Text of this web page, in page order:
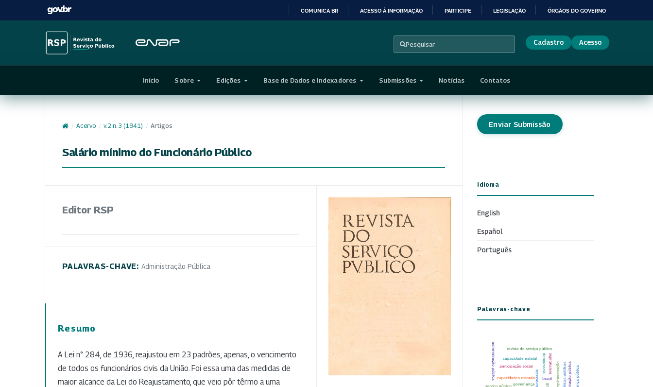
CONTEÚDO
COMUNICA BR ACESSO À INFORMAÇÃO PARTICIPE LEGISLAÇÃO ÓRGÃOS DO GOVERNO
Pesquisar Cadastro Acesso
Início Sobre Edições Base de Dados e Indexadores Submissões Notícias Contatos
/ Acervo / v. 2 n. 3 (1941) / Artigos
Salário mínimo do Funcionário Público
Editor RSP
PALAVRAS-CHAVE: Administração Pública
Resumo
A Lei n° 284, de 1936, reajustou em 23 padrões, apenas, o vencimento
de todos os funcionários civis da União. Foi essa uma das medidas de
maior alcance da Lei do Reajustamento, que veio pôr têrmo a uma
Enviar Submissão
Idioma
English
Español
Português
Palavras-chave